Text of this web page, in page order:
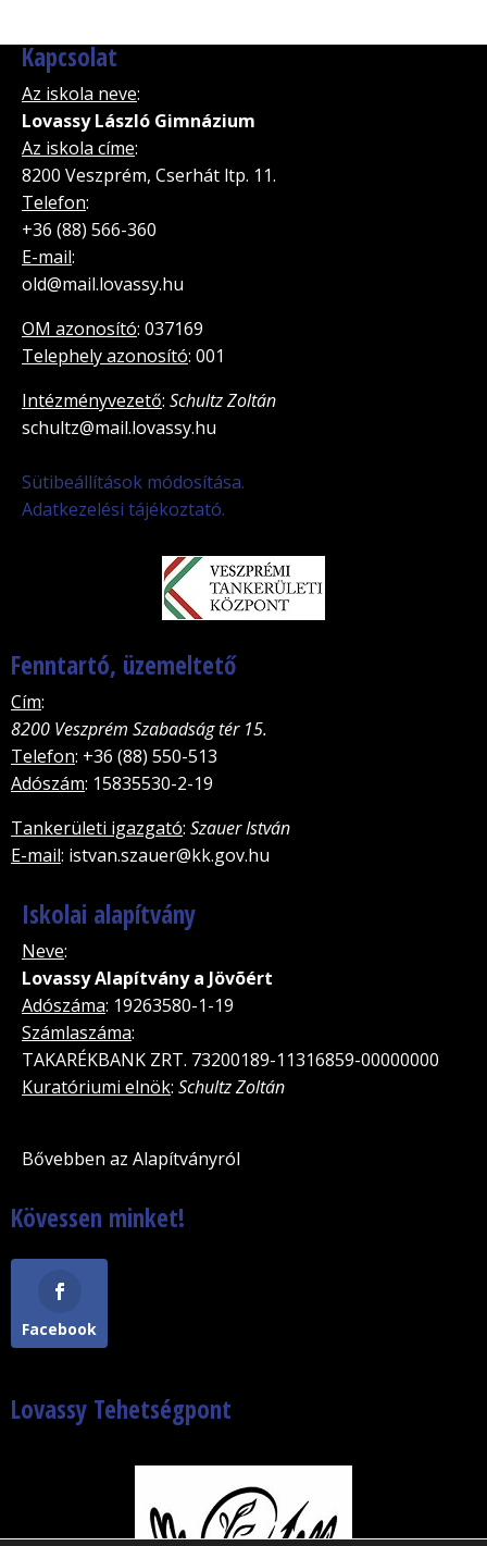
Kapcsolat
Az iskola neve:
Lovassy László Gimnázium
Az iskola címe:
8200 Veszprém, Cserhát ltp. 11.
Telefon:
+36 (88) 566-360
E-mail:
old@mail.lovassy.hu
OM azonosító: 037169
Telephely azonosító: 001
Intézményvezető: Schultz Zoltán
schultz@mail.lovassy.hu
Sütibeállítások módosítása.
Adatkezelési tájékoztató.
Fenntartó, üzemeltető
Cím:
8200 Veszprém Szabadság tér 15.
Telefon: +36 (88) 550-513
Adószám: 15835530-2-19
Tankerületi igazgató: Szauer István
E-mail: istvan.szauer@kk.gov.hu
Iskolai alapítvány
Neve:
Lovassy Alapítvány a Jövõért
Adószáma: 19263580-1-19
Számlaszáma:
TAKARÉKBANK ZRT. 73200189-11316859-00000000
Kuratóriumi elnök: Schultz Zoltán
Bővebben az Alapítványról
Kövessen minket!
Facebook
Lovassy Tehetségpont